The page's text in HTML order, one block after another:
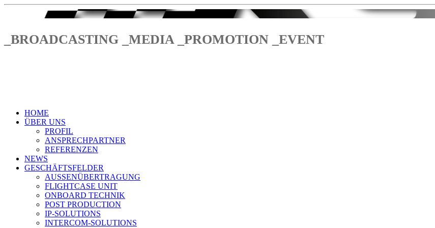
_BROADCASTING _MEDIA _PROMOTION _EVENT
HOME
ÜBER UNS
PROFIL
ANSPRECHPARTNER
REFERENZEN
NEWS
GESCHÄFTSFELDER
AUSSENÜBERTRAGUNG
FLIGHTCASE UNIT
ONBOARD TECHNIK
POST PRODUCTION
IP-SOLUTIONS
INTERCOM-SOLUTIONS